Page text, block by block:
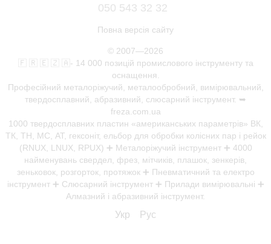
050 543 32 32
Повна версія сайту
© 2007—2026
🇫 🇷 🇪 🇿 🇦- 14 000 позицій промислового інструменту та
оснащення.
Професійний металоріжучий, металообробний, вимірювальний,
твердосплавний, абразивний, слюсарний інструмент. ➥
freza.com.ua
1000 твердосплавних пластин «американських параметрів» ВК,
ТК, ТН, МС, АТ, гексоніт, ельбор для обробки колісних пар і рейок
(RNUX, LNUX, RPUX) ➕ Металоріжучий інструмент ➕ 4000
найменувань свердел, фрез, мітчиків, плашок, зенкерів,
зеньковок, розгорток, протяжок ➕ Пневматичний та електро
інструмент ➕ Слюсарний інструмент ➕ Прилади вимірювальні ➕
Алмазний і абразивний інструмент.
Укр Рус